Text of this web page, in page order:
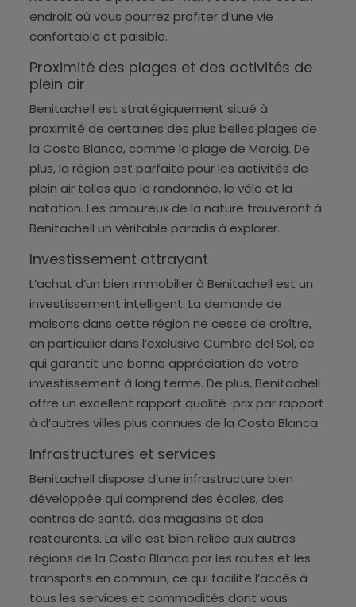
endroit où vous pourrez profiter d’une vie
confortable et paisible.
Proximité des plages et des activités de
plein air
Benitachell est stratégiquement situé à
proximité de certaines des plus belles plages de
la Costa Blanca, comme la plage de Moraig. De
plus, la région est parfaite pour les activités de
plein air telles que la randonnée, le vélo et la
natation. Les amoureux de la nature trouveront à
Benitachell un véritable paradis à explorer.
Investissement attrayant
L’achat d’un bien immobilier à Benitachell est un
investissement intelligent. La demande de
maisons dans cette région ne cesse de croître,
en particulier dans l’exclusive Cumbre del Sol, ce
qui garantit une bonne appréciation de votre
investissement à long terme. De plus, Benitachell
offre un excellent rapport qualité-prix par rapport
à d’autres villes plus connues de la Costa Blanca.
Infrastructures et services
Benitachell dispose d’une infrastructure bien
développée qui comprend des écoles, des
centres de santé, des magasins et des
restaurants. La ville est bien reliée aux autres
régions de la Costa Blanca par les routes et les
transports en commun, ce qui facilite l’accès à
tous les services et commodités dont vous